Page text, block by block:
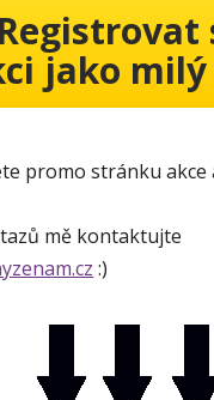
jako
promo stránku akce
mě kontaktujte
:)